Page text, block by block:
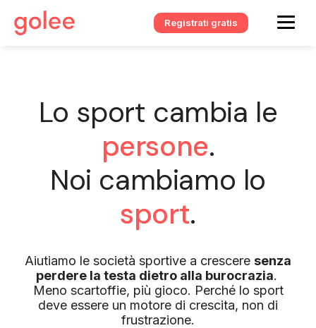
Registrati gratis
Lo sport cambia le
persone.
Noi cambiamo lo
sport.
Aiutiamo le società sportive a crescere senza
perdere la testa dietro alla burocrazia.
Meno scartoffie, più gioco. Perché lo sport
deve essere un motore di crescita, non di
frustrazione.